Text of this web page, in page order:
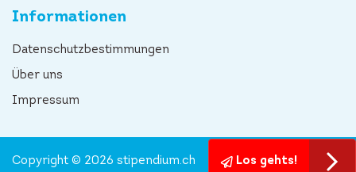
Informationen
Datenschutzbestimmungen
Über uns
Impressum
Los gehts!
Copyright © 2026 stipendium.ch